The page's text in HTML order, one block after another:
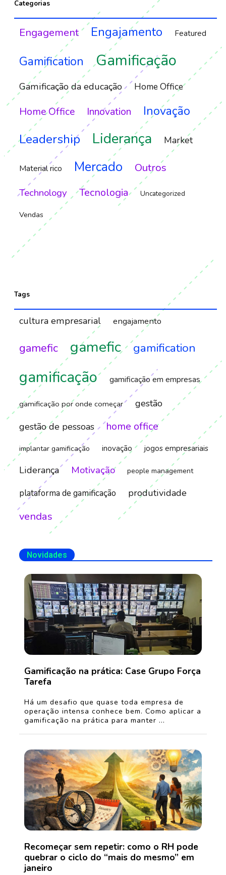
Categorias
Engagement Engajamento Featured
Gamification Gamificação
Gamificação da educação Home Office
Home Office Innovation Inovação
Leadership Liderança Market
Material rico Mercado Outros
Technology Tecnologia Uncategorized
Vendas
Tags
cultura empresarial engajamento
gamefic gamefic gamification
gamificação gamificação em empresas
gamificação por onde começar
gestão
gestão de pessoas
home office
implantar gamificação inovação jogos empresariais
Liderança Motivação people management
plataforma de gamificação produtividade
vendas
Novidades
Gamificação na prática: Case Grupo Força
Tarefa
Há um desafio que quase toda empresa de
operação intensa conhece bem. Como aplicar a
gamificação na prática para manter ...
Recomeçar sem repetir: como o RH pode
quebrar o ciclo do “mais do mesmo” em
janeiro